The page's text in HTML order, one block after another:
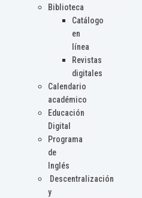
Biblioteca
Catálogo
en
línea
Revistas
digitales
Calendario
académico
Educación
Digital
Programa
de
Inglés
Descentralización
y